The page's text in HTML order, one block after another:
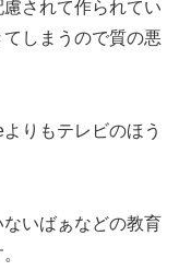
されて作られてい
しまうので質の悪
りもテレビのほう
いばぁなどの教育